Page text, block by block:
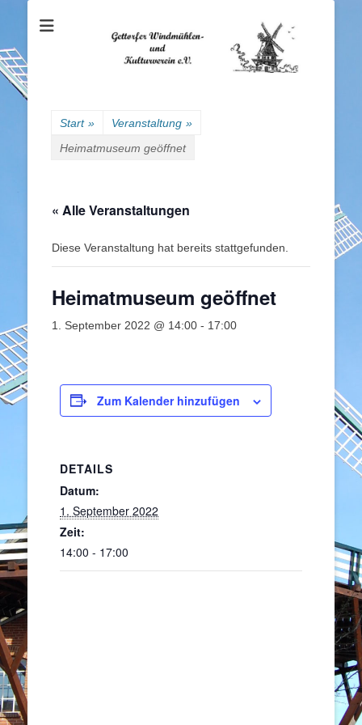
Gettorfer
Windmühlen- und
Kulturverein e.V.
Start » Veranstaltung »
Heimatmuseum geöffnet
« Alle Veranstaltungen
Diese Veranstaltung hat bereits stattgefunden.
Heimatmuseum geöffnet
1. September 2022 @ 14:00 - 17:00
Zum Kalender hinzufügen
DETAILS
Datum:
1. September 2022
Zeit:
14:00 - 17:00